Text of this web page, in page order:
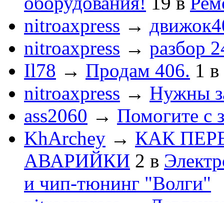
nitroaxpress →
nitroaxpress → разбор
Il78 → Продам 406. 1 в
nitroaxpress → Нужны
ass2060 → Помогите с
KhArchey → КАК
АВАРИЙКИ 2 в
и чип-тюнинг "Волги"